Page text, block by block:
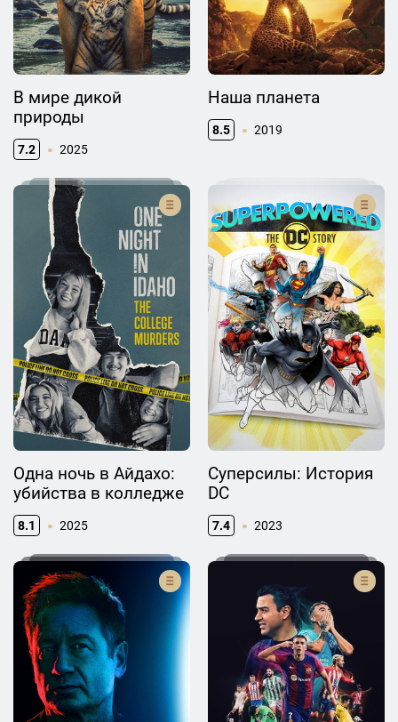
В мире дикой
природы
7.2 2025
Наша планета
8.5 2019
Одна ночь в Айдахо:
убийства в колледже
8.1 2025
Суперсилы: История
DC
7.4 2023